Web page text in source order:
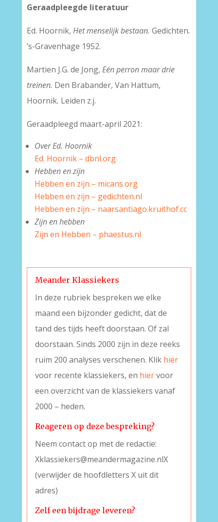
Geraadpleegde literatuur
Ed. Hoornik, Het menselijk bestaan. Gedichten.
’s-Gravenhage 1952.
Martien J.G. de Jong, Eén perron maar drie
treinen. Den Brabander, Van Hattum,
Hoornik. Leiden z.j.
Geraadpleegd maart-april 2021:
Over Ed. Hoornik
Ed. Hoornik – dbnl.org
Hebben en zijn
Hebben en zijn – micans.org
Hebben en zijn – gedichten.nl
Hebben en zijn – naarsantiago.kruithof.cc
Zijn en hebben
Zijn en Hebben – phaestus.nl
Meander Klassiekers
In deze rubriek bespreken we elke
maand een bijzonder gedicht, dat de
tand des tijds heeft doorstaan. Of zal
doorstaan. Sinds 2000 zijn in deze reeks
ruim 200 analyses verschenen. Klik hier
voor recente klassiekers, en hiervoor
een overzicht van de klassiekers vanaf
2000 – heden.
Reageren op deze bespreking?
Neem contact op met de redactie:
Xklassiekers@meandermagazine.nlX
(verwijder de hoofdletters X uit dit
adres)
Zelf een bijdrage leveren?